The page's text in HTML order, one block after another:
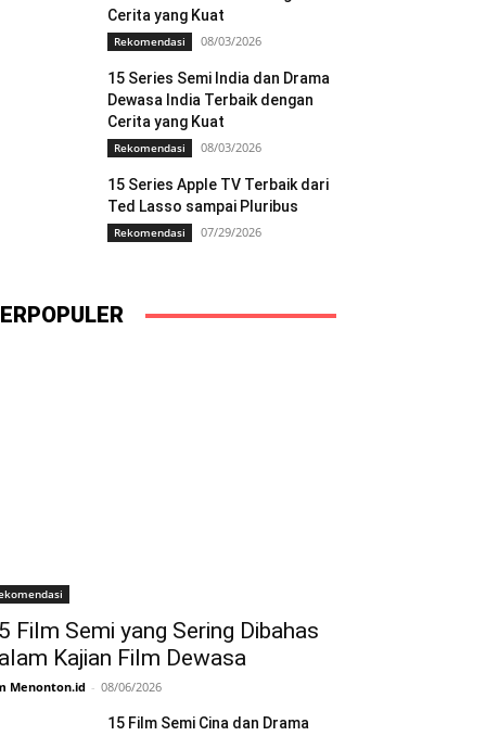
Cerita yang Kuat
Rekomendasi 08/03/2026
15 Series Semi India dan Drama
Dewasa India Terbaik dengan
Cerita yang Kuat
Rekomendasi 08/03/2026
15 Series Apple TV Terbaik dari
Ted Lasso sampai Pluribus
Rekomendasi 07/29/2026
Film Semi yang Sering Dibahas
Kajian Film Dewasa
Menonton.id - 08/06/2026
15 Film Semi Cina dan Drama